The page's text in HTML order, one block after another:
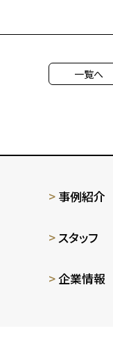
一覧へ
事例紹介
スタッフ
企業情報